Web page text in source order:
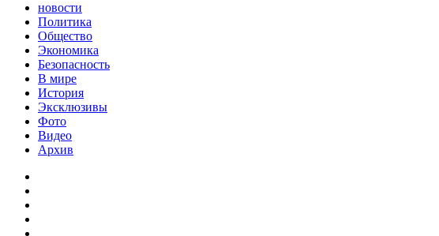
новости
Политика
Общество
Экономика
Безопасность
В мире
История
Эксклюзивы
Фото
Видео
Архив